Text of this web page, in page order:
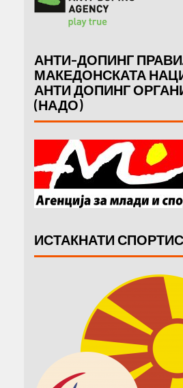
АНТИ-ДОПИНГ
МАКЕДОНСКАТА
АНТИ ДОПИНГ
(НАДО)
ИСТАКНАТИ